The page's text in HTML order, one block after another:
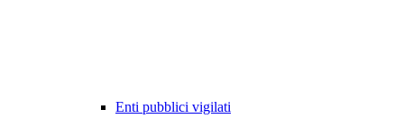
Enti pubblici vigilati